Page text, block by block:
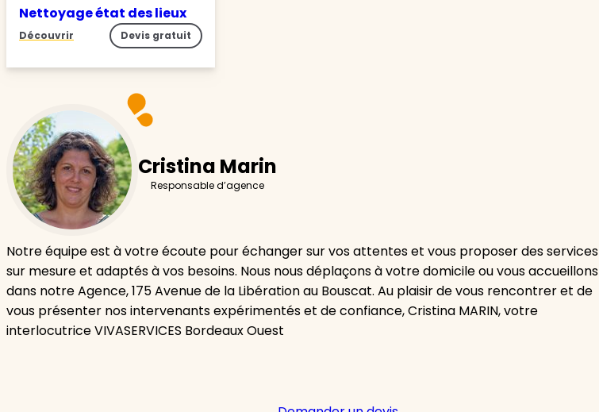
Nettoyage état des lieux
Découvrir Devis gratuit
Cristina Marin
Responsable d’agence
Notre équipe est à votre écoute pour échanger sur vos attentes et vous proposer des services
sur mesure et adaptés à vos besoins. Nous nous déplaçons à votre domicile ou vous accueillons
dans notre Agence, 175 Avenue de la Libération au Bouscat. Au plaisir de vous rencontrer et de
vous présenter nos intervenants expérimentés et de confiance, Cristina MARIN, votre
interlocutrice VIVASERVICES Bordeaux Ouest